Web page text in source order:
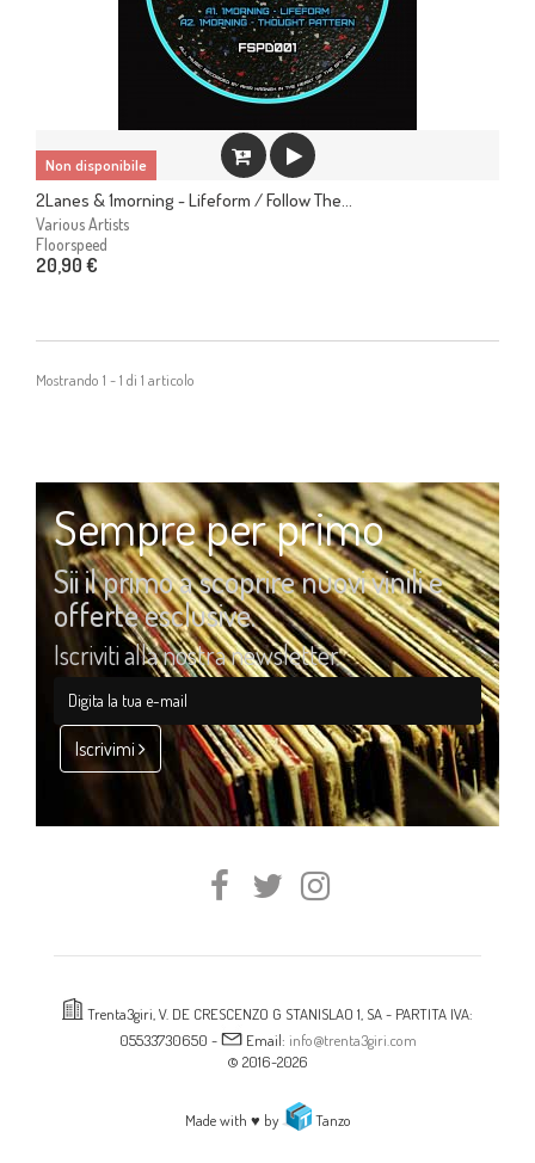
Non disponibile
2Lanes & 1morning - Lifeform / Follow The...
Various Artists
Floorspeed
20,90 €
Mostrando 1 - 1 di 1 articolo
Sempre per primo
Sii il primo a scoprire nuovi vinili e
offerte esclusive.
Iscriviti alla nostra newsletter
Iscrivimi
Trenta3giri, V. DE CRESCENZO G STANISLAO 1, SA - PARTITA IVA:
05533730650 -
Email: info@trenta3giri.com
© 2016-2026
Made with ♥ by Tanzo